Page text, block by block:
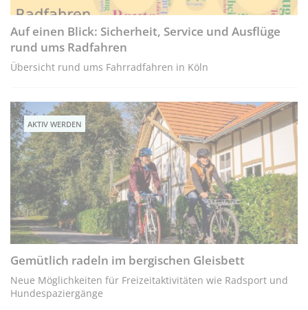
Auf einen Blick: Sicherheit, Service und Ausflüge
rund ums Radfahren
Übersicht rund ums Fahrradfahren in Köln
AKTIV WERDEN
Gemütlich radeln im bergischen Gleisbett
Neue Möglichkeiten für Freizeitaktivitäten wie Radsport und
Hundespaziergänge